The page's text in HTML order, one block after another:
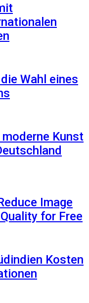
Wahl eines
Kunst
Image
for Free
Kosten